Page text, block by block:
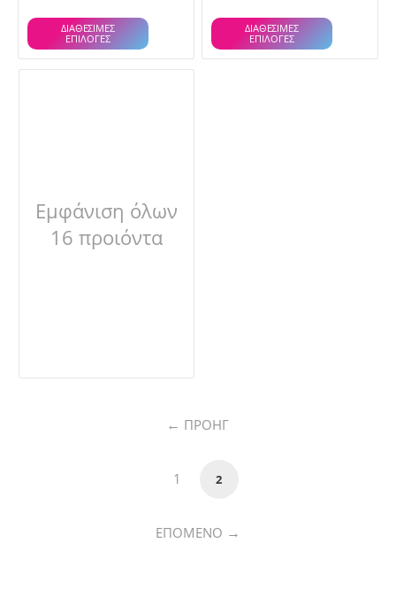
ΔΙΑΘΕΣΙΜΕΣ
ΕΠΙΛΟΓΈΣ
ΔΙΑΘΕΣΙΜΕΣ
ΕΠΙΛΟΓΈΣ
Εμφάνιση όλων
16 προιόντα
ΠΡΟΗΓ
1 2
ΕΠΌΜΕΝΟ